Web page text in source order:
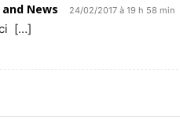
News 24/02/2017 à 19 h 58 min
[…]